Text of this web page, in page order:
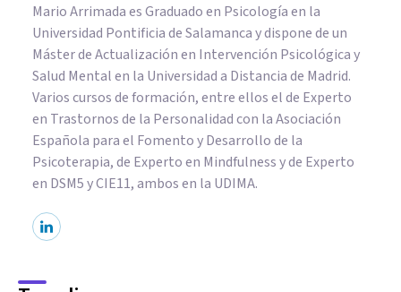
Mario Arrimada es Graduado en Psicología en la
Universidad Pontificia de Salamanca y dispone de un
Máster de Actualización en Intervención Psicológica y
Salud Mental en la Universidad a Distancia de Madrid.
Varios cursos de formación, entre ellos el de Experto
en Trastornos de la Personalidad con la Asociación
Española para el Fomento y Desarrollo de la
Psicoterapia, de Experto en Mindfulness y de Experto
en DSM5 y CIE11, ambos en la UDIMA.